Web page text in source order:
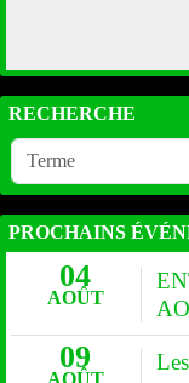
RECHERCHE
PROCHAINS
04
AOÛT
09
AOÛT